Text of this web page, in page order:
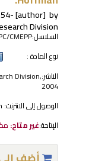
by
[author]
Division
السلاسل:CMEPP.
نوع المادة :
الناشر:Division,
2004
الوصول إلى الانترنت:
الإتاحة:غير متاح: